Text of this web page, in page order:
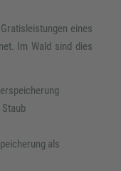
eines
Im Wald sind dies
als